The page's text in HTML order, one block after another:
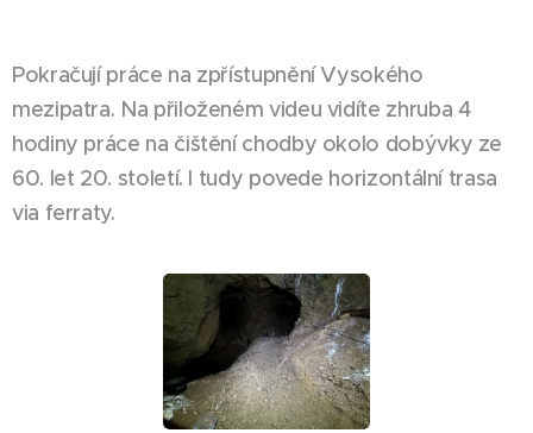
Pokračují práce na zpřístupnění Vysokého
mezipatra. Na přiloženém videu vidíte zhruba 4
hodiny práce na čištění chodby okolo dobývky ze
60. let 20. století. I tudy povede horizontální trasa
via ferraty.